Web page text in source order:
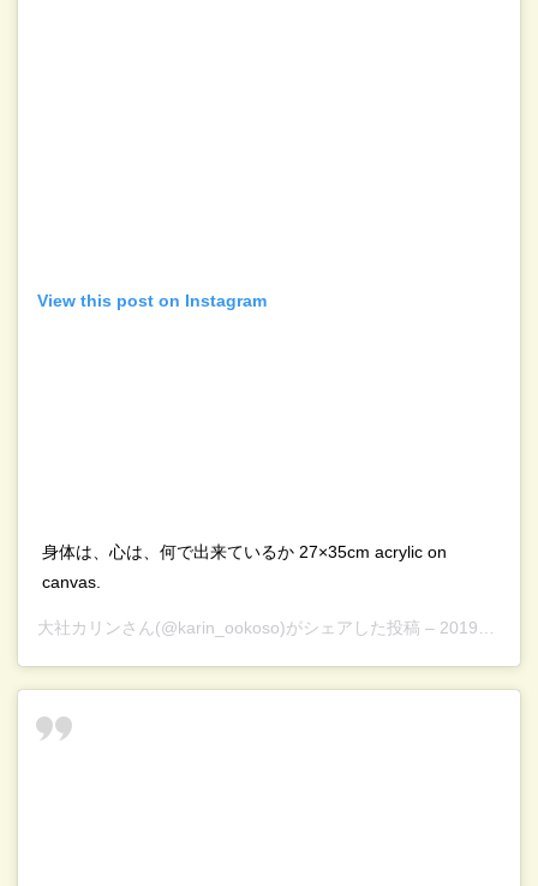
View this post on Instagram
身体は、心は、何で出来ているか 27×35cm acrylic on
canvas.
大社カリンさん(@karin_ookoso)がシェアした投稿 – 2019年 3月月29日午前11時26分PDT